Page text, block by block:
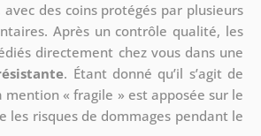
des coins protégés par plusieurs
Après un contrôle qualité, les
directement chez vous dans une
. Étant donné qu’il s’agit de
mention « fragile » est apposée sur le
les risques de dommages pendant le